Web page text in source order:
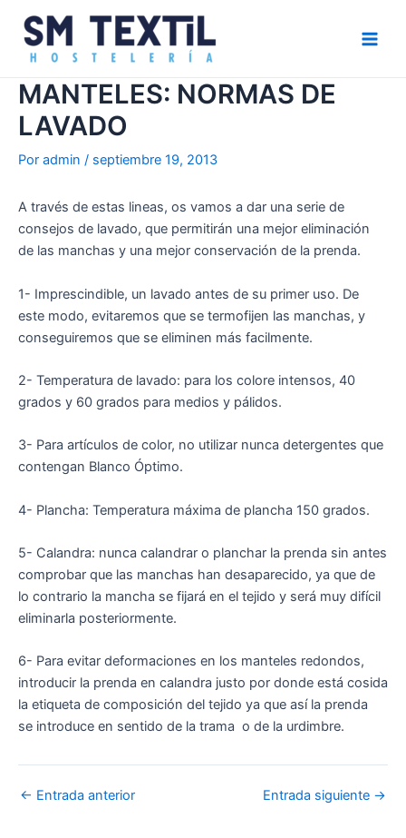
contenido
MANTELES: NORMAS DE
LAVADO
Por admin / septiembre 19, 2013
A través de estas lineas, os vamos a dar una serie de
consejos de lavado, que permitirán una mejor eliminación
de las manchas y una mejor conservación de la prenda.
1- Imprescindible, un lavado antes de su primer uso. De
este modo, evitaremos que se termofijen las manchas, y
conseguiremos que se eliminen más facilmente.
2- Temperatura de lavado: para los colore intensos, 40
grados y 60 grados para medios y pálidos.
3- Para artículos de color, no utilizar nunca detergentes que
contengan Blanco Óptimo.
4- Plancha: Temperatura máxima de plancha 150 grados.
5- Calandra: nunca calandrar o planchar la prenda sin antes
comprobar que las manchas han desaparecido, ya que de
lo contrario la mancha se fijará en el tejido y será muy difícil
eliminarla posteriormente.
6- Para evitar deformaciones en los manteles redondos,
introducir la prenda en calandra justo por donde está cosida
la etiqueta de composición del tejido ya que así la prenda
se introduce en sentido de la trama o de la urdimbre.
de
entradas
← Entrada anterior Entrada siguiente →